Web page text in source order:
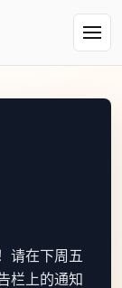
请在下周五
栏上的通知